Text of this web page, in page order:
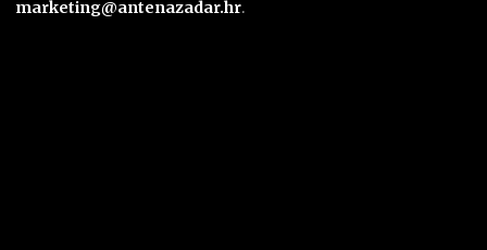
marketing@antenazadar.hr.